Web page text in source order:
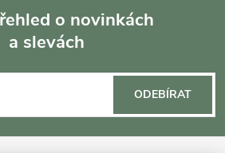
o novinkách
a slevách
ODEBÍRAT